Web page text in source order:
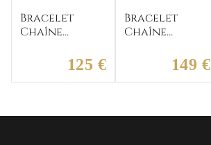
Bracelet
Chaîne
125 €
Bracelet
Chaîne
149 €